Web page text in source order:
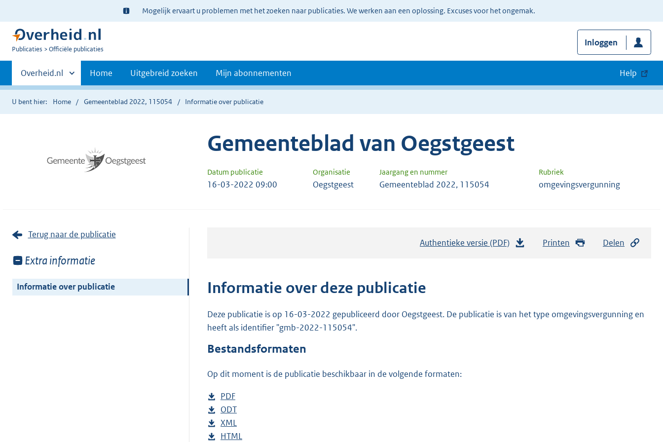
Ter
informatie:
Mogelijk ervaart u problemen met het zoeken naar publicaties. We werken aan een oplossing. Excuses voor het ongemak.
U
Publicaties Officiële publicaties
Inloggen
Primaire
navigatie
Andere
sites
binnen
Overheid.nl Home Uitgebreid zoeken Mijn abonnementen Help
U bent hier: Home Gemeenteblad 2022, 115054 Informatie over publicatie
Gemeenteblad van Oegstgeest
Datum publicatie Organisatie Jaargang en nummer Rubriek
16-03-2022 09:00 Oegstgeest Gemeenteblad 2022, 115054 omgevingsvergunning
Terug naar de publicatie
Toon
van:
Extra informatie
Informatie over publicatie
Authentieke versie (PDF) Printen Delen
Informatie over deze publicatie
Deze publicatie is op 16-03-2022 gepubliceerd door Oegstgeest. De publicatie is van het type omgevingsvergunning en
heeft als identifier "gmb-2022-115054".
Bestandsformaten
Op dit moment is de publicatie beschikbaar in de volgende formaten:
D
o
w
n
PDF
e
s
t
D
o
w
ODT
s
D
o
XML
e
D
HTML